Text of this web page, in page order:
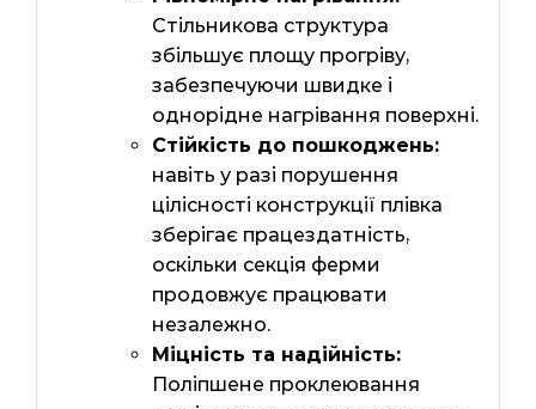
Стільникова структура
збільшує площу прогріву,
забезпечуючи швидке і
однорідне нагрівання поверхні.
Стійкість до пошкоджень:
навіть у разі порушення
цілісності конструкції плівка
зберігає працездатність,
оскільки секція ферми
продовжує працювати
незалежно.
Міцність та надійність:
Поліпшене проклеювання